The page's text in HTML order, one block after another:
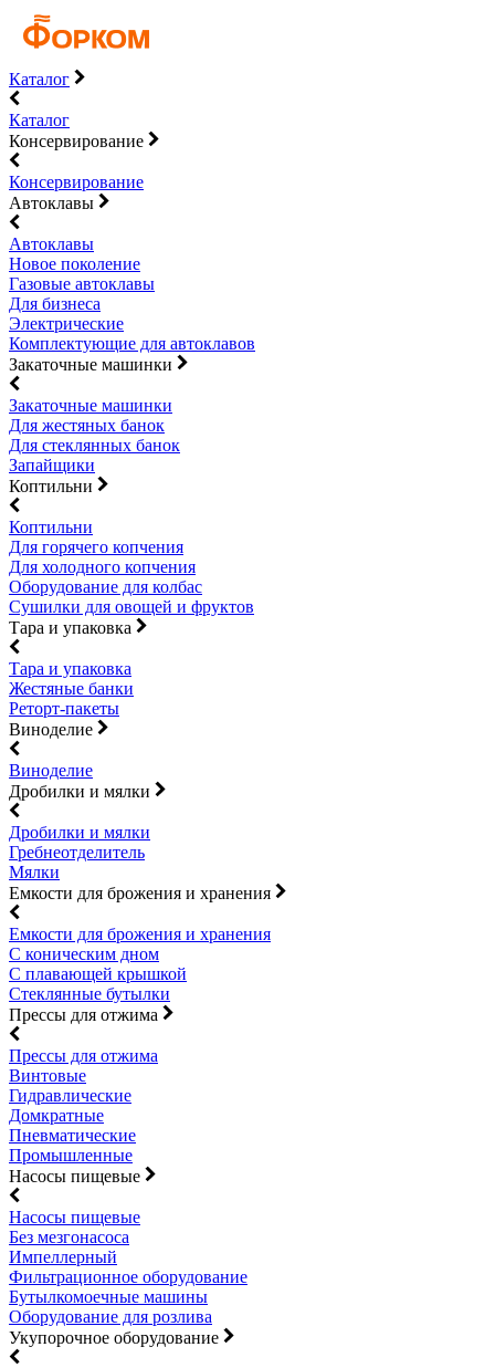
Каталог
Каталог
Консервирование
Консервирование
Автоклавы
Автоклавы
Новое поколение
Газовые автоклавы
Для бизнеса
Электрические
Комплектующие для автоклавов
Закаточные машинки
Закаточные машинки
Для жестяных банок
Для стеклянных банок
Запайщики
Коптильни
Коптильни
Для горячего копчения
Для холодного копчения
Оборудование для колбас
Сушилки для овощей и фруктов
Тара и упаковка
Тара и упаковка
Жестяные банки
Реторт-пакеты
Виноделие
Виноделие
Дробилки и мялки
Дробилки и мялки
Гребнеотделитель
Мялки
Емкости для брожения и хранения
Емкости для брожения и хранения
С коническим дном
С плавающей крышкой
Стеклянные бутылки
Прессы для отжима
Прессы для отжима
Винтовые
Гидравлические
Домкратные
Пневматические
Промышленные
Насосы пищевые
Насосы пищевые
Без мезгонасоса
Импеллерный
Фильтрационное оборудование
Бутылкомоечные машины
Оборудование для розлива
Укупорочное оборудование